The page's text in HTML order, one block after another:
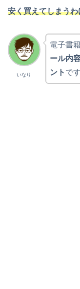
安く買えてしまうわ
いなり
電子書
ール内
ント です